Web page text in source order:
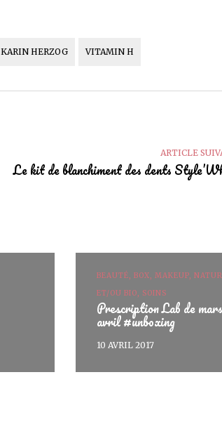
KARIN HERZOG VITAMIN H
ARTICLE
Le kit de blanchiment des dents
BEAUTÉ, BOX, MAKEUP,
ET/OU BIO, SOINS
Prescription Lab de
avril #unboxing
10 AVRIL 2017